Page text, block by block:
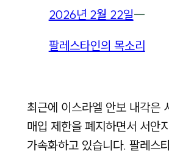
2026년 2월 22일―
팔레스타인의 목소리
최근에 이스라엘 안보 내각은
매입 제한을 폐지하면서 서안
가속화하고 있습니다. 팔레스